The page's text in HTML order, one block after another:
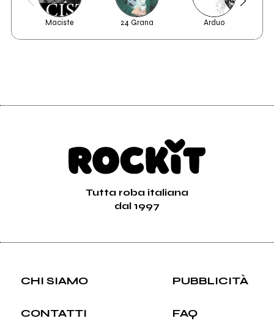
Maciste 24 Grana Arduo
Tutta roba italiana
dal 1997
CHI SIAMO PUBBLICITÀ
CONTATTI FAQ